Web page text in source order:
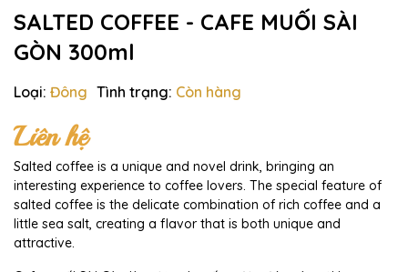
SALTED COFFEE - CAFE MUỐI SÀI
GÒN 300ml
Loại: Đông Tình trạng: Còn hàng
Liên hệ
Salted coffee is a unique and novel drink, bringing an
interesting experience to coffee lovers. The special feature of
salted coffee is the delicate combination of rich coffee and a
little sea salt, creating a flavor that is both unique and
attractive.